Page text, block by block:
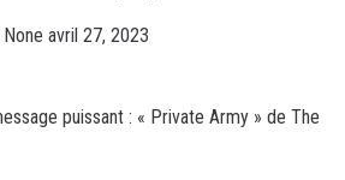
None avril 27, 2023